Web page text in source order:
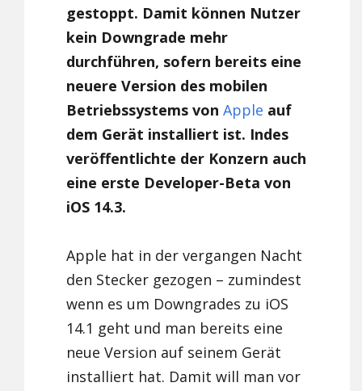
gestoppt. Damit können Nutzer
kein Downgrade mehr
durchführen, sofern bereits eine
neuere Version des mobilen
Betriebssystems vonApple auf
dem Gerät installiert ist. Indes
veröffentlichte der Konzern auch
eine erste Developer-Beta von
iOS 14.3.
Apple hat in der vergangen Nacht
den Stecker gezogen – zumindest
wenn es um Downgrades zu iOS
14.1 geht und man bereits eine
neue Version auf seinem Gerät
installiert hat. Damit will man vor